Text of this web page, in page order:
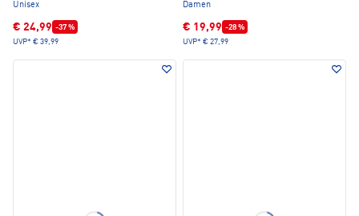
Unisex
€ 24,99 -37 %
UVP* € 39,99
Damen
€ 19,99 -28 %
UVP* € 27,99